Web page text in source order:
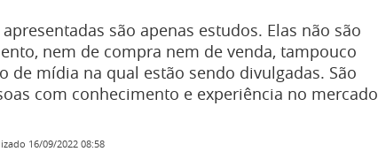
são apenas estudos. Elas não são
nem de compra nem de venda, tampouco
de mídia na qual estão sendo divulgadas. São
com conhecimento e experiência no mercado
16/09/2022 08:58